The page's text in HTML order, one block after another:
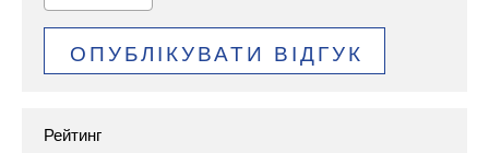
ОПУБЛІКУВАТИ ВІДГУК
Рейтинг